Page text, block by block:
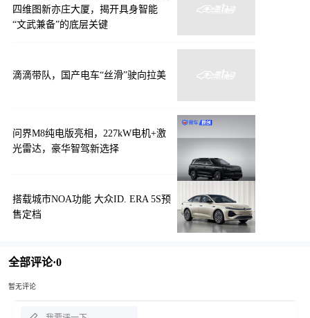
四维图新亦庄大厦，揭开具身智能
“文武兼备”的底层关键
滴滴带队，国产电车“丝滑”驶向拉美
问界M8纯电版亮相，227kW电机+激
光雷达，豪华智驾新选择
搭载城市NOA功能 大众ID. ERA 5S预
售定档
全部评论·0
暂无评论